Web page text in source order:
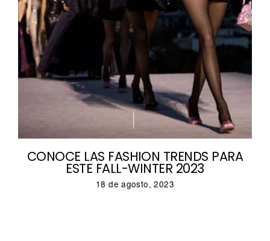
CONOCE LAS FASHION TRENDS PARA
ESTE FALL-WINTER 2023
18 de agosto, 2023